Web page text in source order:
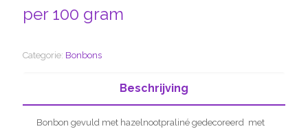
per 100 gram
Categorie: Bonbons
Beschrijving
Bonbon gevuld met hazelnootpraliné gedecoreerd met